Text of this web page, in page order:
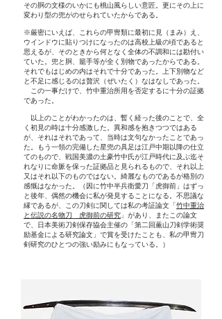
その胴の文様のいかにも桃山風らしい意匠。更にその上に
変わり型の兜がのせられていたからである。
※厳密にいえば、これらの甲冑類に最初に見（まみ）え、
ウインドウに貼りつけになったのは高校上級の頃であると
思えるが、そのときから何となく全体の不調和には勘付い
ていた。兜と胴、籠手等が全く別物であったからである。
それでもはじめの内はそれで十分であった。上下別物など
と不足に感じるのは贅沢（ぜいたく）なはなしであった。
この一事だけで、竹中重治所用を否定するに十分の証拠
であった。
以上のことがわかったのは、暫く経った後のことで、全
く初見の時は十分感激した。異和感を抱きつつではある
が、それはそれであって、当時は文句なかったことであっ
た。もう一領の完備した星兜の具足は江戸中期以降の仕立
てのもので、戦国美濃の土豪竹中氏が江戸時代に及ぶ迄そ
れなりに命脈を保った証拠品と見られるもので、それ以上
又はそれ以下のものではない。綺麗なものであるが格別の
感慨はなかった。（因に竹中半兵衛愛刀「虎御前」はずっ
と後年、偶然の機会に私が発見することになる。不思議な
縁であるが、この刀剣に関しては私の考証論文「竹中重治
と伝説の名物刀 虎御前の研究 」があり、またこの論文
で、日本美術刀剣保存協会主催の「第二回薫山刀剣学術奨
励基金による研究論文」で賞を受けたことも、私の甲冑刀
剣研究のひとつの強い励みにもなっている。）